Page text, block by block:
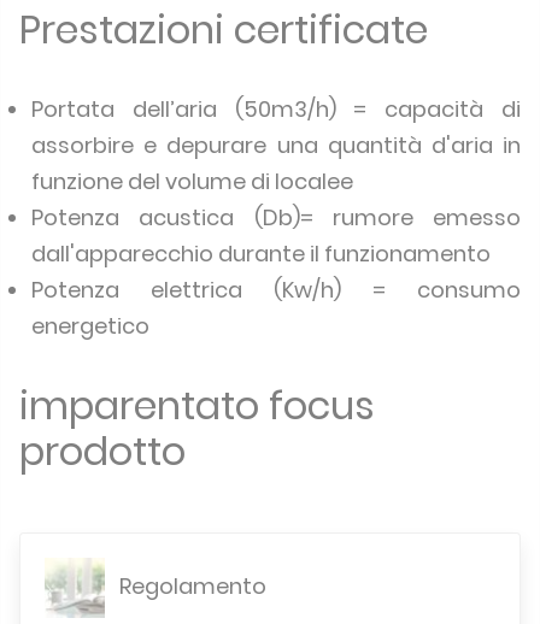
Prestazioni certificate
Portata dell’aria (50m3/h) = capacità di
assorbire e depurare una quantità d'aria in
funzione del volume di localee
Potenza acustica (Db)= rumore emesso
dall'apparecchio durante il funzionamento
Potenza elettrica (Kw/h) = consumo
energetico
imparentato focus
prodotto
Regolamento